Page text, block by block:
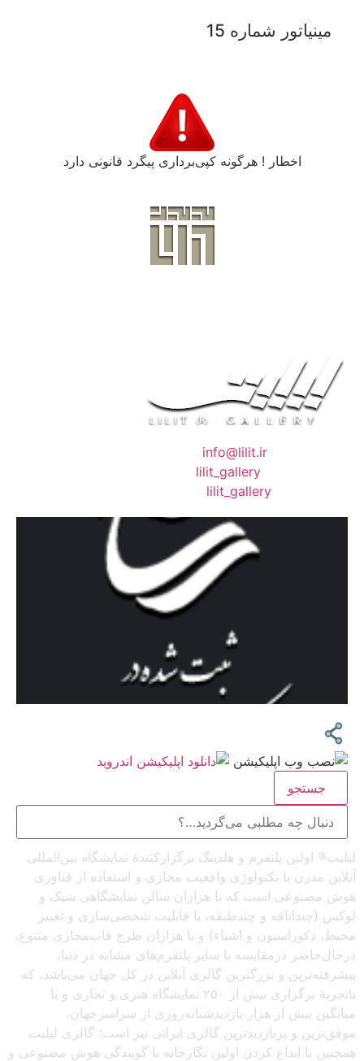
مینیاتور شماره 15
اخطار ! هرگونه کپی‌برداری پیگرد قانونی دارد
info@lilit.ir
lilit_gallery
lilit_gallery
جستجو
لیلیت® اولین پلتفرم و هلدینگ برگزارکنندهٔ نمایشگاه بین‌المللی
آنلاین مدرن با تکنولوژی واقعیت مجازی و استفاده از فناوری
هوش مصنوعی است که با هزاران سالن نمایشگاهی شیک و
لوکس (چنداتاقه و چندطبقه، با قابلیت شخصی‌سازی و تغییر
محیط، دکوراسیون و اشیاء) و با هزاران طرح قاب‌مجازی متنوع،
درحال‌حاضر درمقایسه با سایر پلتفرم‌های مشابه در دنیا،
پیشرفته‌ترین و بزرگترین گالری آنلاین در کل جهان می‌باشد، که
باتجربهٔ برگزاری بیش از ۲۵۰ نمایشگاه هنری و تجاری و با
میانگین بیش از هزار بازدیدشبانه‌روزی از سراسرجهان،
موفق‌ترین و پربازدیدترین گالری ایرانی نیز است؛ گالری لیلیت
همچنین با ابداع کردن اولین نگارخانه با گویندگی هوش مصنوعی و